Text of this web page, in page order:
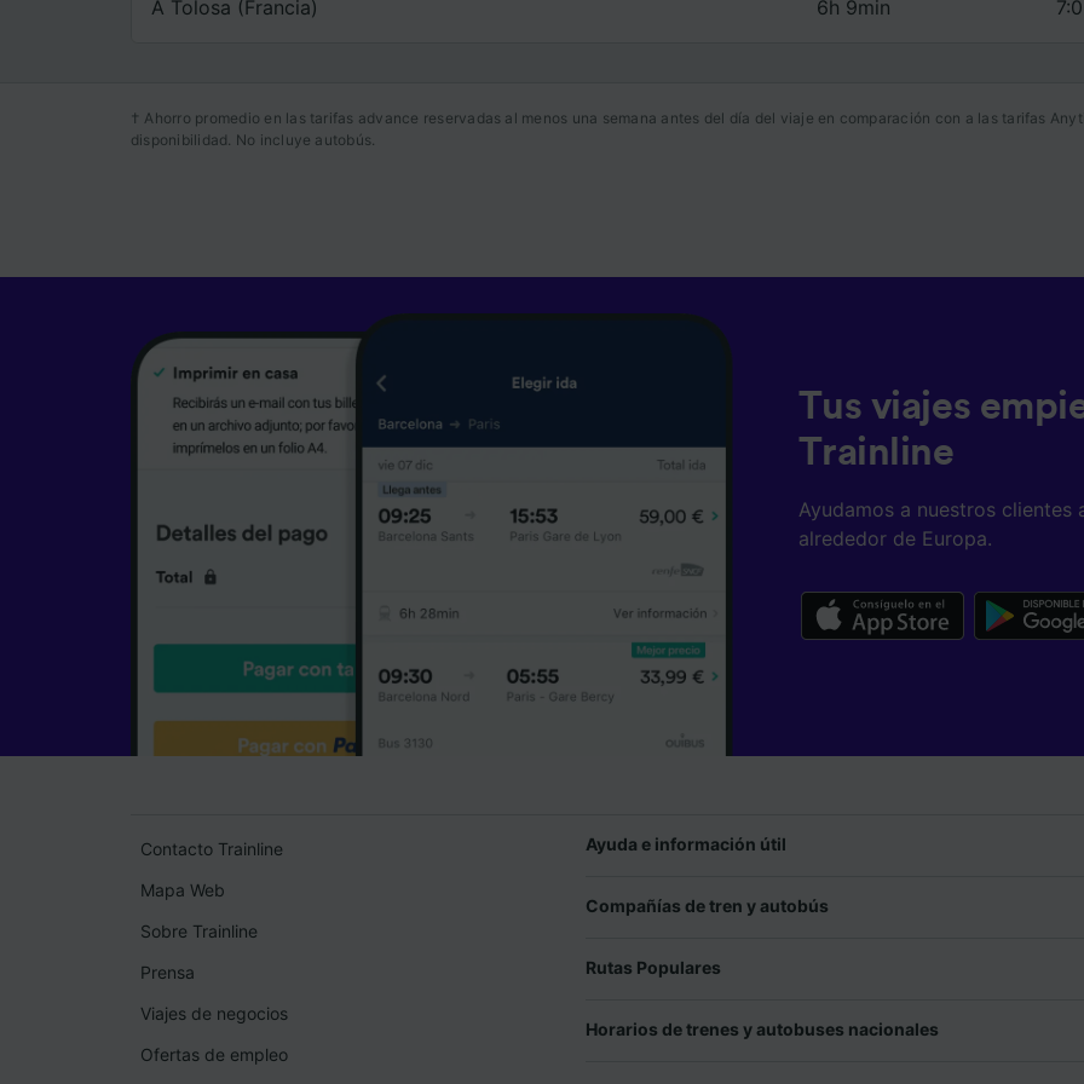
A Tolosa (Francia) 6h 9min
† Ahorro promedio en las tarifas advance reservadas al menos una semana antes del día del viaje en comparación con a las tarifas
disponibilidad. No incluye autobús.
Tus viajes
Trainline
Ayudamos a nuestros clientes
alrededor de Europa.
Contacto Trainline
Mapa Web
Sobre Trainline
Prensa
Viajes de negocios
Ofertas de empleo
Ayuda e información útil
Compañías de tren y autobús
Rutas Populares
Horarios de trenes y autobuses nacionales